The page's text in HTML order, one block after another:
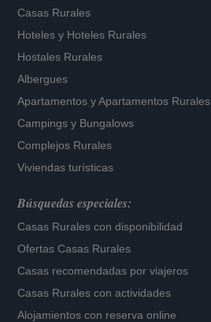
Casas Rurales
Hoteles y Hoteles Rurales
Hostales Rurales
Albergues
Apartamentos yApartamentos Rurales
Campings y Bungalows
Complejos Rurales
Viviendas turísticas
Búsquedas especiales:
Casas Rurales con disponibilidad
Ofertas Casas Rurales
Casas recomendadas por viajeros
Casas Rurales con actividades
Alojamientos con reserva online